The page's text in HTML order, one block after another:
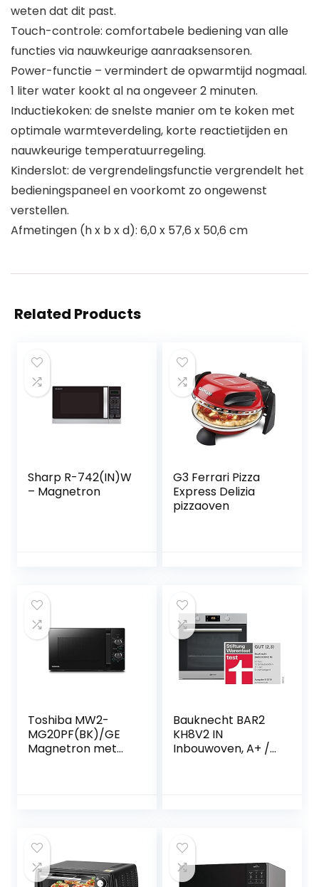
weten dat dit past.
Touch-controle: comfortabele bediening van alle
functies via nauwkeurige aanraaksensoren.
Power-functie – vermindert de opwarmtijd nogmaal.
1 liter water kookt al na ongeveer 2 minuten.
Inductiekoken: de snelste manier om te koken met
optimale warmteverdeling, korte reactietijden en
nauwkeurige temperatuurregeling.
Kinderslot: de vergrendelingsfunctie vergrendelt het
bedieningspaneel en voorkomt zo ongewenst
verstellen.
Afmetingen (h x b x d): 6,0 x 57,6 x 50,6 cm
Related Products
Sharp R-742(IN)W
– Magnetron
G3 Ferrari Pizza
Express Delizia
pizzaoven
Toshiba MW2-
MG20PF(BK)/GE
Magnetron met
Bauknecht BAR2
KH8V2 IN
Inbouwoven, A+ /